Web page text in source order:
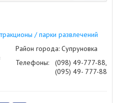
/ парки развлечений
Район города: Супруновка
Телефоны:
(098) 49-777-88,
(095) 49- 777-88